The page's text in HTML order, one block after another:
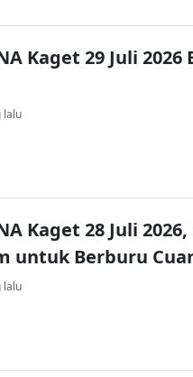
Kaget 29 Juli
lalu
Kaget 28 Juli
untuk Berburu
lalu